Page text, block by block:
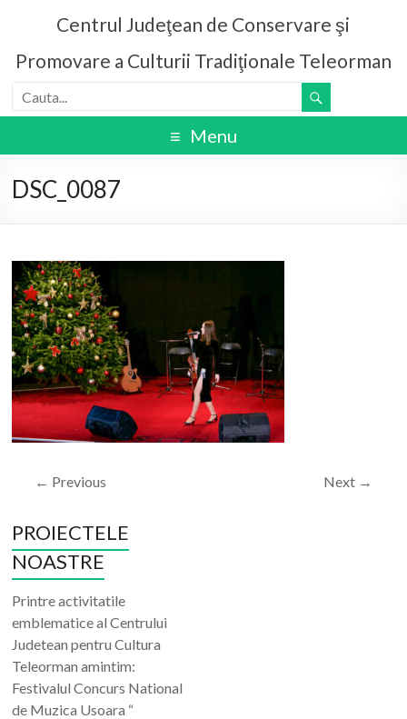
Centrul Judeţean de Conservare şi
Promovare a Culturii Tradiţionale Teleorman
Menu
DSC_0087
← Previous Next →
PROIECTELE
NOASTRE
Printre activitatile
emblematice al Centrului
Judetean pentru Cultura
Teleorman amintim:
Festivalul Concurs National
de Muzica Usoara “